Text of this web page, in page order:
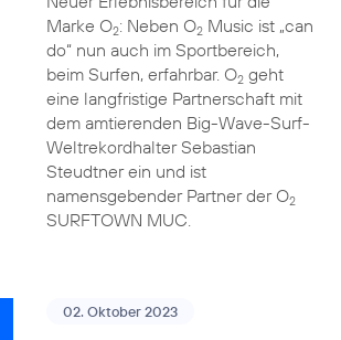
Marke O2: Neben O2Music ist „can
do“ nun auch im Sportbereich,
beim Surfen, erfahrbar. O2geht
eine langfristige Partnerschaft mit
dem amtierenden Big-Wave-Surf-
Weltrekordhalter Sebastian
Steudtner ein und ist
namensgebender Partner der O2
SURFTOWN MUC.
02. Oktober 2023